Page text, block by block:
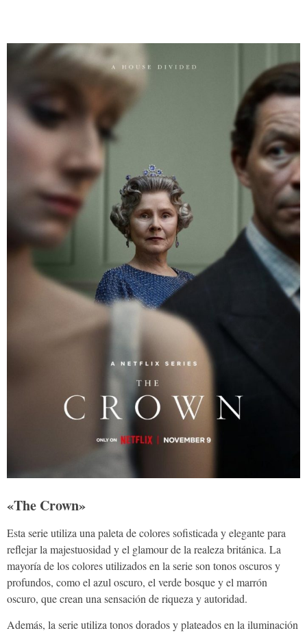
«The Crown»
Esta serie utiliza una paleta de colores sofisticada y elegante para
reflejar la majestuosidad y el glamour de la realeza británica. La
mayoría de los colores utilizados en la serie son tonos oscuros y
profundos, como el azul oscuro, el verde bosque y el marrón
oscuro, que crean una sensación de riqueza y autoridad.
Además, la serie utiliza tonos dorados y plateados en la iluminación